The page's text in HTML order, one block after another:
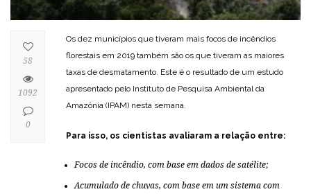
Os dez municípios que tiveram mais focos de incêndios
florestais em 2019 também são os que tiveram as maiores
taxas de desmatamento. Este é o resultado de um estudo
apresentado pelo Instituto de Pesquisa Ambiental da
Amazônia (IPAM) nesta semana.
Para isso, os cientistas avaliaram a relação entre:
Focos de incêndio, com base em dados de satélite;
Acumulado de chuvas, com base em um sistema com
58
1092
0